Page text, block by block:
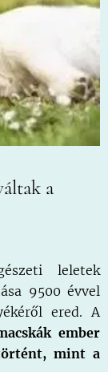
a
leletek
9500 évvel
ered. A
ember
mint a